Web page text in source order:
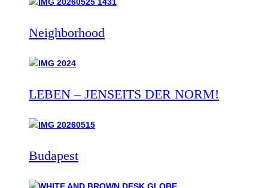
Neighborhood
LEBEN – JENSEITS DER NORM!
Budapest